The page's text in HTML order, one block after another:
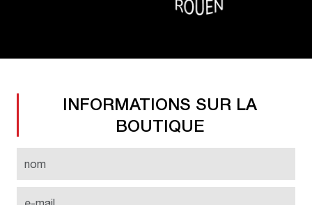
INFORMATIONS SUR LA
BOUTIQUE